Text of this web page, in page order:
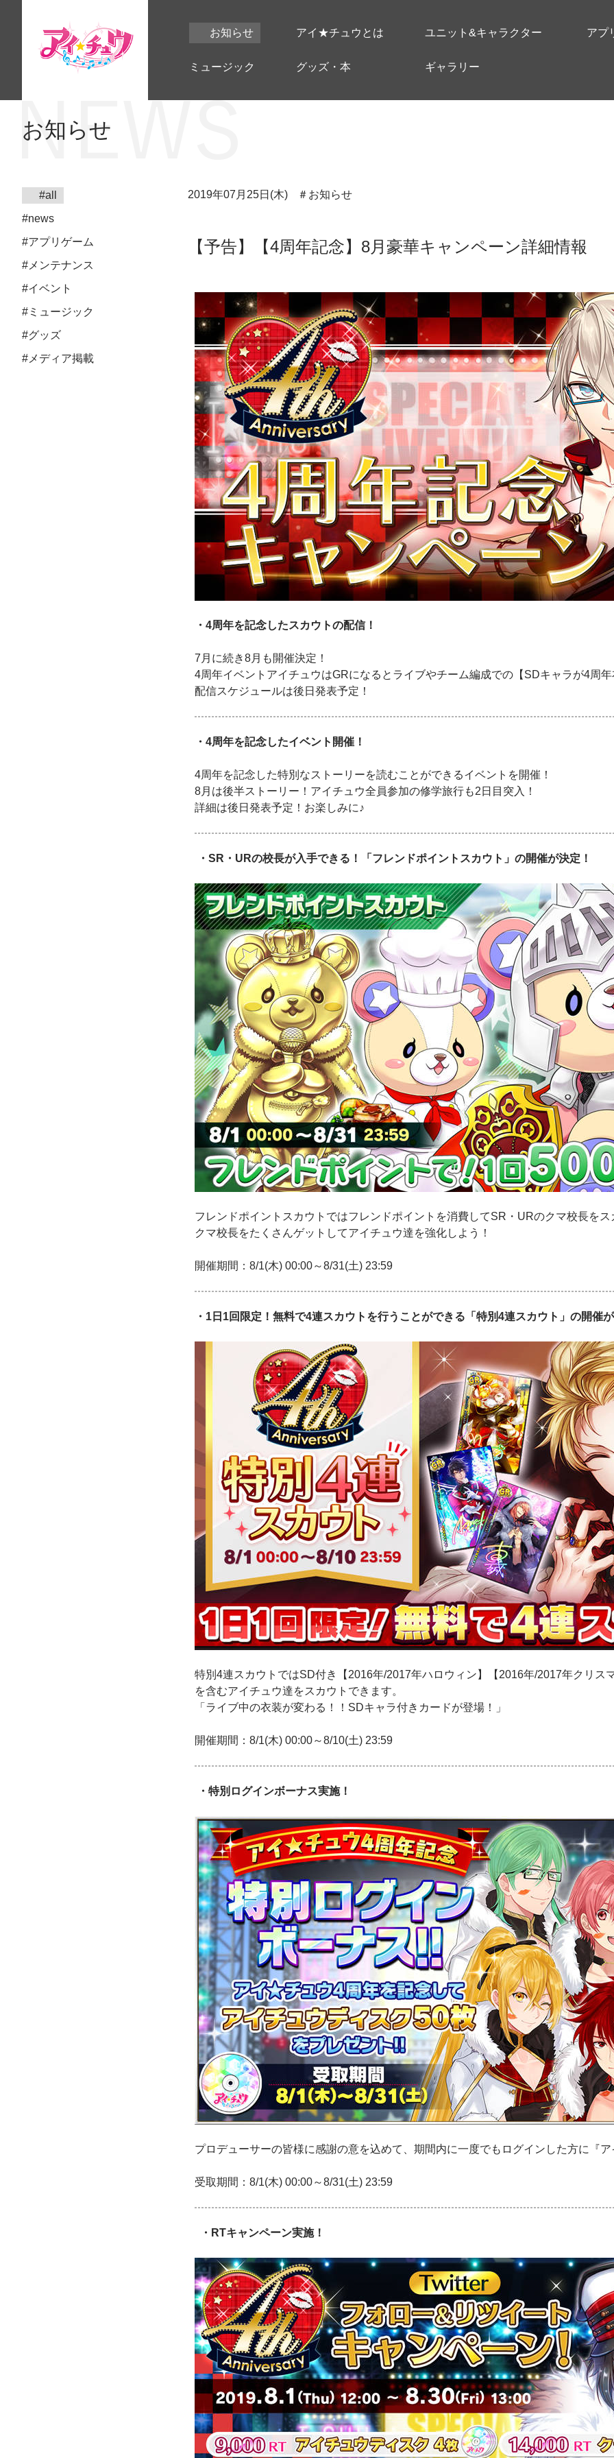
お知らせ アイ★チュウとは ユニット&キャラクター アプ
ミュージック グッズ・本 ギャラリー
お知らせ
#all
#news
#アプリゲーム
#メンテナンス
#イベント
#ミュージック
#グッズ
#メディア掲載
2019年07月25日(木) ＃お知らせ
【予告】【4周年記念】8月豪華キャンペーン詳細情報
・4周年を記念したスカウトの配信！
7月に続き8月も開催決定！
4周年イベントアイチュウはGRになるとライブやチーム編成での【SDキャラが4周
配信スケジュールは後日発表予定！
・4周年を記念したイベント開催！
4周年を記念した特別なストーリーを読むことができるイベントを開催！
8月は後半ストーリー！アイチュウ全員参加の修学旅行も2日目突入！
詳細は後日発表予定！お楽しみに♪
・SR・URの校長が入手できる！「フレンドポイントスカウト」の開催が決定！
フレンドポイントスカウトではフレンドポイントを消費してSR・URのクマ校長を
クマ校長をたくさんゲットしてアイチュウ達を強化しよう！
開催期間：8/1(木) 00:00～8/31(土) 23:59
・1日1回限定！無料で4連スカウトを行うことができる「特別4連スカウト」の開催
特別4連スカウトではSD付き【2016年/2017年ハロウィン】【2016年/2017年クリス
を含むアイチュウ達をスカウトできます。
「ライブ中の衣装が変わる！！SDキャラ付きカードが登場！」
開催期間：8/1(木) 00:00～8/10(土) 23:59
・特別ログインボーナス実施！
プロデューサーの皆様に感謝の意を込めて、期間内に一度でもログインした方に『
受取期間：8/1(木) 00:00～8/31(土) 23:59
・RTキャンペーン実施！